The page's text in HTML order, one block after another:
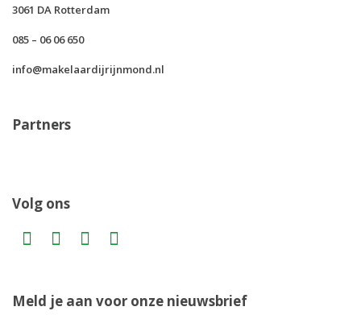
3061 DA Rotterdam
085 – 06 06 650
info@makelaardijrijnmond.nl
Partners
Volg ons
Meld je aan voor onze nieuwsbrief